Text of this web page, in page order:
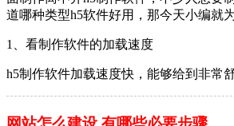
道哪种类型h5软件好用，那今天小编就
1、看制作软件的加载速度
h5制作软件加载速度快，能够给到非常